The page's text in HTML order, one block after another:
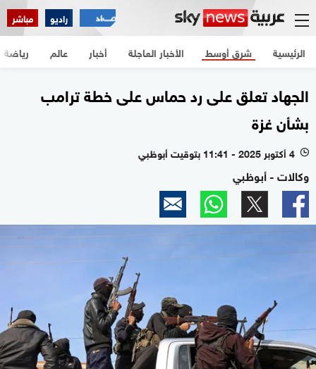
راديو مباشر
الرئيسية الأخبار العاجلة أخبار شرق أوسط عالم رياضة
الجهاد تعلق على رد حماس على خطة ترامب
بشأن غزة
l 4 أكتوبر 2025 - 11:41 بتوقيت أبوظبي
وكالات - أبوظبي